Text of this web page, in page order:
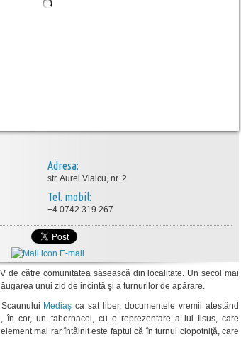
Adresa:
str. Aurel Vlaicu, nr. 2
Tel. mobil:
+4 0742 319 267
E-mail
de către comunitatea săsească din localitate. Un secol mai
unui zid de incintă şi a turnurilor de apărare.
Mediaş ca sat liber, documentele vremii atestând
în cor, un tabernacol, cu o reprezentare a lui Iisus, care
mai rar întâlnit este faptul că în turnul clopotniţă, care